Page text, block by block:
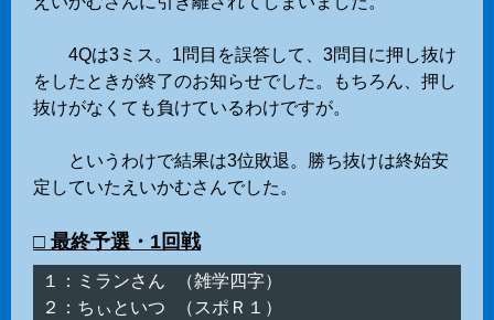
4Qは3ミス。1問目を誤答して、3問目に押し抜け
をしたときが終了のお知らせでした。もちろん、押し
抜けがなくても負けているわけですが。
というわけで結果は3位敗退。勝ち抜けは終始安
定していたえいかむさんでした。
□ 最終予選・1回戦
１：ミランさん （雑学四字）
２：ちぃといつ （スポＲ１）